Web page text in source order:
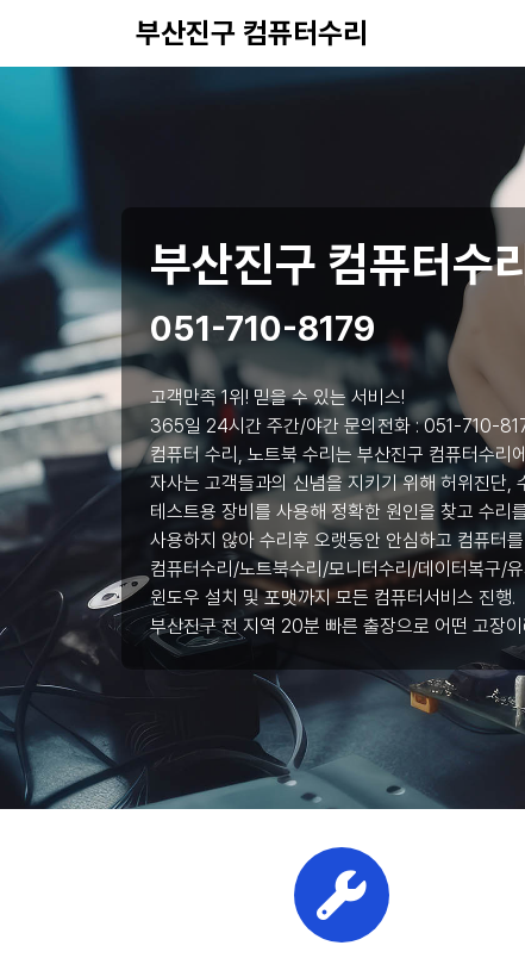
부산진구 컴퓨터수리
부산진구 컴퓨터수리
051-710-8179
고객만족 1위! 믿을 수 있는 서비스!
365일 24시간 주간/야간 문의전화 :051-710-
컴퓨터 수리, 노트북 수리는 부산진구 컴퓨터수리
자사는 고객들과의 신념을 지키기 위해 허위진단,
테스트용 장비를 사용해 정확한 원인을 찾고 수리
사용하지 않아 수리후 오랫동안 안심하고 컴퓨터
컴퓨터수리/노트북수리/모니터수리/데이터복구/
윈도우 설치 및 포맷까지 모든 컴퓨터서비스 진행.
부산진구 전 지역 20분 빠른 출장으로 어떤 고장